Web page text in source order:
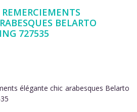
BELARTO
727535
élégante chic arabesques Belarto